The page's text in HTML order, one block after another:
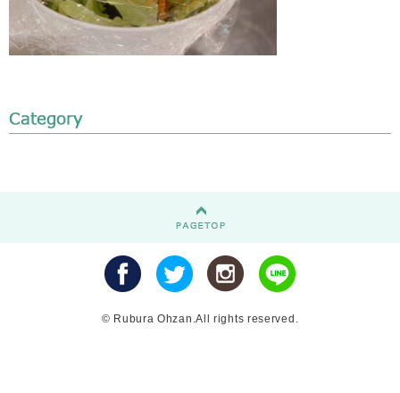
© Rubura Ohzan.All rights reserved.